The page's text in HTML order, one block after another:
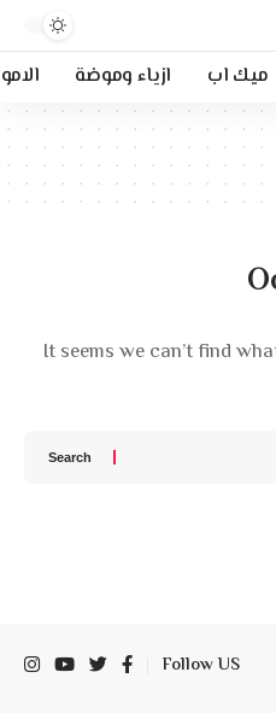
ميك اب ازياء وموضة
It seems we can’t find
Follow US